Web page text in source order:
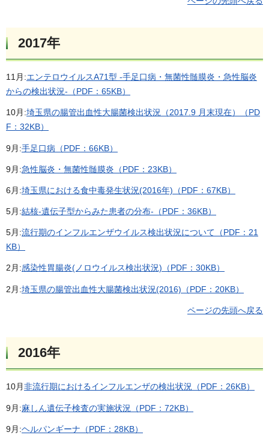
2017年
11月:エンテロウイルスA71型 -手足口病・無菌性髄膜炎・急性脳炎
からの検出状況-（PDF：65KB）
10月:埼玉県の腸管出血性大腸菌検出状況（2017.9 月末現在）（PD
F：32KB）
9月:手足口病（PDF：66KB）
9月:急性脳炎・無菌性髄膜炎（PDF：23KB）
6月:埼玉県における食中毒発生状況(2016年)（PDF：67KB）
5月:結核-遺伝子型からみた患者の分布-（PDF：36KB）
5月:流行期のインフルエンザウイルス検出状況について（PDF：21
KB）
2月:感染性胃腸炎(ノロウイルス検出状況)（PDF：30KB）
2月:埼玉県の腸管出血性大腸菌検出状況(2016)（PDF：20KB）
ページの先頭へ戻る
2016年
10月非流行期におけるインフルエンザの検出状況（PDF：26KB）
9月:麻しん遺伝子検査の実施状況（PDF：72KB）
9月:ヘルパンギーナ（PDF：28KB）